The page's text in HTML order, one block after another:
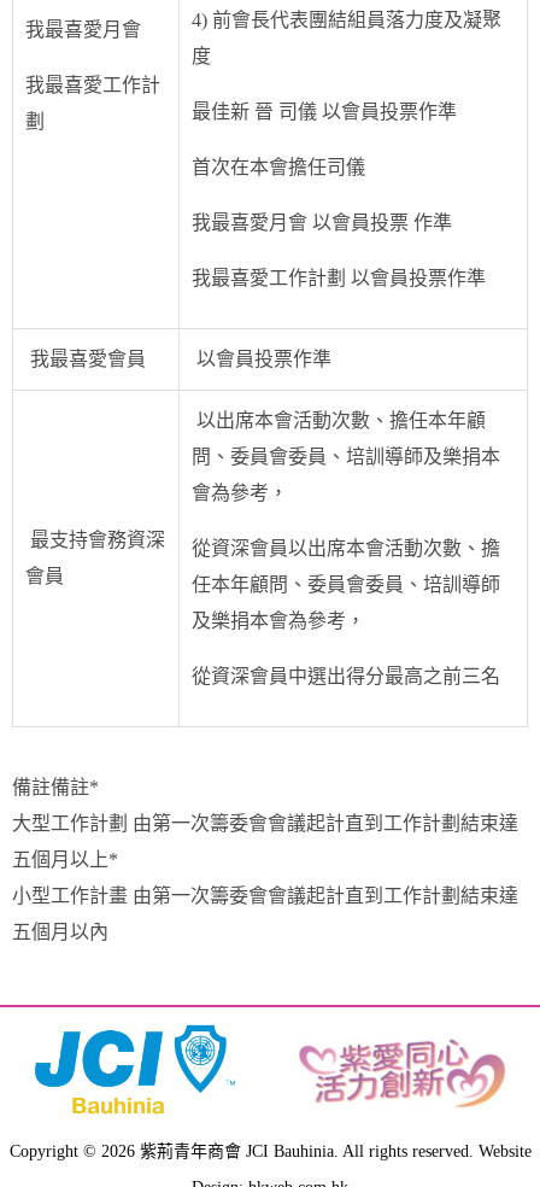
我最喜愛月會
我最喜愛工作計
劃
4) 前會長代表團結組員落力度及凝聚
度
最佳新 晉 司儀 以會員投票作準
首次在本會擔任司儀
我最喜愛月會 以會員投票 作準
我最喜愛工作計劃 以會員投票作準
我最喜愛會員 以會員投票作準
最支持會務資深
會員
以出席本會活動次數、擔任本年顧
問、委員會委員、培訓導師及樂捐本
會為參考，
從資深會員以出席本會活動次數、擔
任本年顧問、委員會委員、培訓導師
及樂捐本會為參考，
從資深會員中選出得分最高之前三名
備註備註*
大型工作計劃 由第一次籌委會會議起計直到工作計劃結束達
五個月以上*
小型工作計畫 由第一次籌委會會議起計直到工作計劃結束達
五個月以內
Copyright © 2026 紫荊青年商會 JCI Bauhinia. All rights reserved. Website